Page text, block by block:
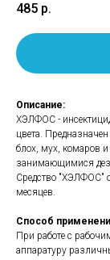
485 р.
Описание:
ХЭЛФОС -
цвета.
блох, мух, комаров
занимающимися
Средство "ХЭЛФОС"
месяцев.
Способ
При работе с
аппаратуру